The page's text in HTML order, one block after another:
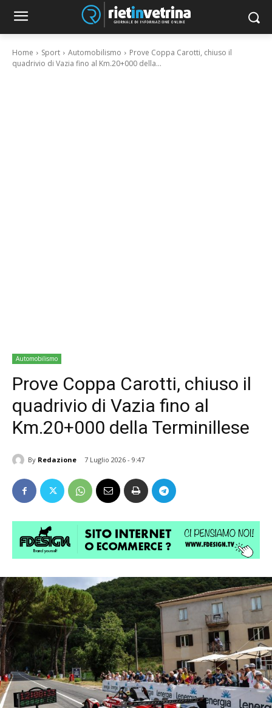
Home Sport Automobilismo
Prove Coppa Carotti, chiuso il
quadrivio di Vazia fino al Km.20+000 della...
Automobilismo
Prove Coppa Carotti, chiuso il
quadrivio di Vazia fino al
Km.20+000 della Terminillese
By Redazione 7 Luglio 2026 - 9:47